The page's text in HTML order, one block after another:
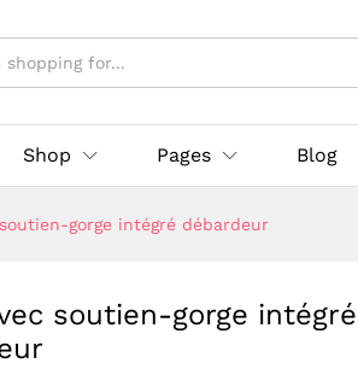
Shop Pages Blog
gorge intégré débardeur
soutien-gorge intégré